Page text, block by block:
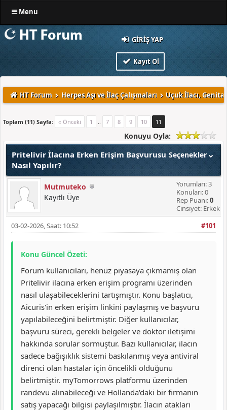
Menu
GIRIŞ YAP
Kayıt Ol
HT Forum Herpes Aşı ve İlaç Çalışmaları Uçuk İlacı,
Toplam (11) Sayfa: « Önceki 1 .. 7 8 9 10 11
Konuyu Oyla:
Seçenekler
Pritelivir İlacına Erken Erişim Başvurusu
Nasıl Yapılır?
Mutmuteko
Kayıtlı Üye
Yorumları: 3
Konuları: 0
Rep Puanı:0
Cinsiyet: Erkek
#101
03-02-2026, Saat: 10:52
Konu Güncel Özeti:
Forum kullanıcıları, henüz piyasaya çıkmamış olan
Pritelivir ilacına erken erişim programı üzerinden
nasıl ulaşabileceklerini tartışmıştır. Konu başlatıcı,
Aicuris'in erken erişim linkini paylaşmış ve başvuru
yapılabileceğini belirtmiştir. Diğer kullanıcılar,
başvuru süreci, gerekli belgeler ve doktor iletişimi
hakkında sorular sormuştur. Bazı kullanıcılar, ilacın
sadece bağışıklık sistemi baskılanmış veya antiviral
direnci olan hastalar için öncelikli olduğunu
belirtmiştir. myTomorrows platformu üzerinden
randevu alınabileceği ve Hollanda'daki bir firmanın
satış yapacağı bilgisi paylaşılmıştır. İlacın atakları